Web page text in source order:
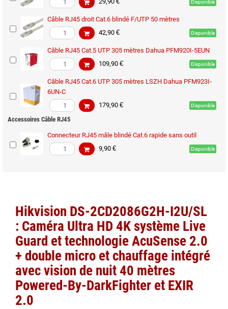
Disponible
Câble RJ45 droit Cat.6 blindé F/UTP 50 mètres
42,90 €
Disponible
Câble RJ45 Cat.5 UTP 305 mètres Dahua PFM920I-5EUN
109,90 €
Disponible
Câble RJ45 Cat.6 UTP 305 mètres LSZH Dahua PFM923I-
6UN-C
179,90 €
Disponible
Accessoires Câble RJ45
Connecteur RJ45 mâle blindé Cat.6 rapide sans outil
9,90 €
Disponible
Hikvision DS-2CD2086G2H-I2U/SL
: Caméra Ultra HD 4Ksystème Live
Guard ettechnologie AcuSense 2.0
+ double micro et chauffage intégré
avec vision de nuit 40 mètres
Powered-By-DarkFighter et EXIR
2.0